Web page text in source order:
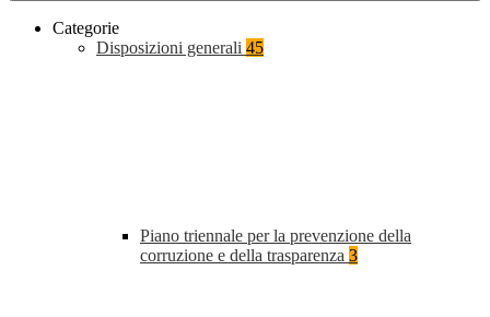
Categorie
Disposizioni generali 45
Piano triennale per la prevenzione della
corruzione e della trasparenza 3